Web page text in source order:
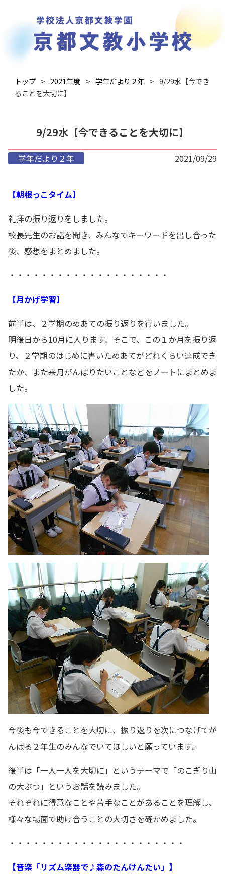
トップ 2021年度 学年だより２年
9/29水【今でき
ることを大切に】
9/29水【今できることを大切に】
学年だより２年 2021/09/29
【朝根っこタイム】
礼拝の振り返りをしました。
校長先生のお話を聞き、みんなでキーワードを出し合った
後、感想をまとめました。
・・・・・・・・・・・・・・・・・・・・
【月かげ学習】
前半は、２学期のめあての振り返りを行いました。
明後日から10月に入ります。そこで、この１か月を振り返
り、２学期のはじめに書いためあてがどれくらい達成でき
たか、また来月がんばりたいことなどをノートにまとめま
した。
今後も今できることを大切に、振り返りを次につなげてが
んばる２年生のみんなでいてほしいと願っています。
後半は「一人一人を大切に」というテーマで「のこぎり山
の大ぶつ」というお話を読みました。
それぞれに得意なことや苦手なことがあることを理解し、
様々な場面で助け合うことの大切さを確かめました。
・・・・・・・・・・・・・・・・・・・・・・
【音楽「リズム楽器で♪森のたんけんたい」】